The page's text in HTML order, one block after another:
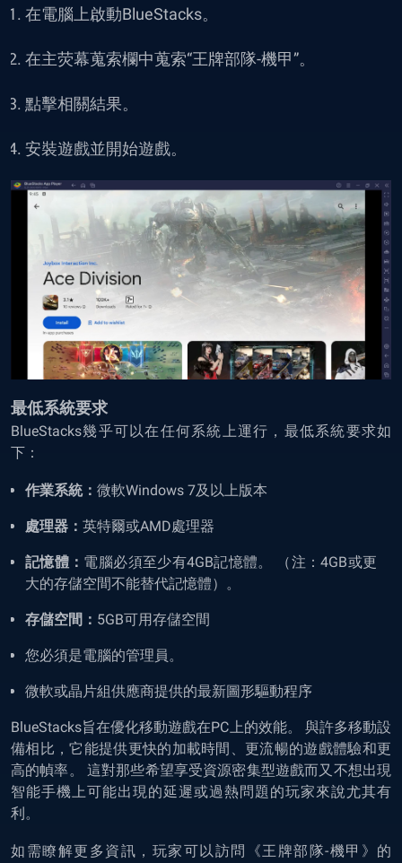
在電腦上啟動BlueStacks。
在主荧幕蒐索欄中蒐索“王牌部隊-機甲”。
點擊相關結果。
安裝遊戲並開始遊戲。
最低系統要求
BlueStacks幾乎可以在任何系統上運行，最低系統要求如
下：
作業系統： 微軟Windows 7及以上版本
處理器： 英特爾或AMD處理器
記憶體： 電腦必須至少有4GB記憶體。 （注：4GB或更
大的存儲空間不能替代記憶體）。
存儲空間： 5GB可用存儲空間
您必須是電腦的管理員。
微軟或晶片組供應商提供的最新圖形驅動程序
BlueStacks旨在優化移動遊戲在PC上的效能。 與許多移動設
備相比，它能提供更快的加載時間、更流暢的遊戲體驗和更
高的幀率。 這對那些希望享受資源密集型遊戲而又不想出現
智能手機上可能出現的延遲或過熱問題的玩家來說尤其有
利。
如需瞭解更多資訊，玩家可以訪問《王牌部隊-機甲 》的